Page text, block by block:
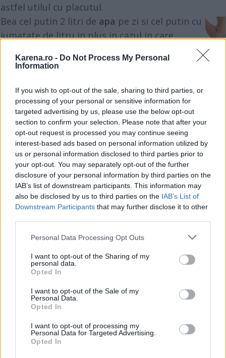
Karena.ro - Do Not Process My Personal
Information
If you wish to opt-out of the sale, sharing to third parties, or
processing of your personal or sensitive information for
targeted advertising by us, please use the below opt-out
section to confirm your selection. Please note that after your
opt-out request is processed you may continue seeing
interest-based ads based on personal information utilized by
us or personal information disclosed to third parties prior to
your opt-out. You may separately opt-out of the further
disclosure of your personal information by third parties on the
IAB’s list of downstream participants. This information may
also be disclosed by us to third parties on the IAB’s List of
Downstream Participants that may further disclose it to other
Please note that this website/app uses one or more Google
not limited to your visit or usage behaviour. You may click to
grant or deny consent to Google and its third-party tags to
use your data for below specified purposes in below Google
consent section.
Personal Data Processing Opt Outs
I want to opt-out of the Sharing of my
personal data.
Opted In
I want to opt-out of the Sale of my
Personal Data.
Opted In
I want to opt-out of processing my
Personal Data for Targeted Advertising.
Opted In
astfel utilul cu placutul.
Bea cel putin 2 litri de apa pe zi si cel putin cu
jumatate de litru in plus in cazul in care
Masajuleste o tehnica de baza in prevenirea
formarea celulelor noi. Foloseste de preferinta
o crema speciala care previne aparitia
acestora, ale carei ingrediente contribuie la
ameliorarea conditiei pielii.
Tratamentul vergeturilor
Foloseste ocrema specialapentru tratarea
vergeturilor sau unguente pe baza de retinol,
retin A, colagen, vitamina A, unt de cacao,
vitamina E. Pentru a vedea rezultatele acestor
creme, utilizeaza-le constant timp de cel putin
din tratamentul acestora o constituie masajul,
care accelereaza circulatia sangelui si efectul
ingredientelor continute de unguent.
Untul de cacao mentine pielea hidratata,
pielea, vitamina A sau retinolul are un efect
benefic esential pentru elasticitatea pielii.